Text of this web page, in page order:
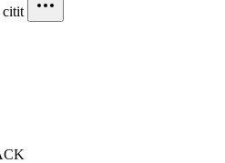
citit